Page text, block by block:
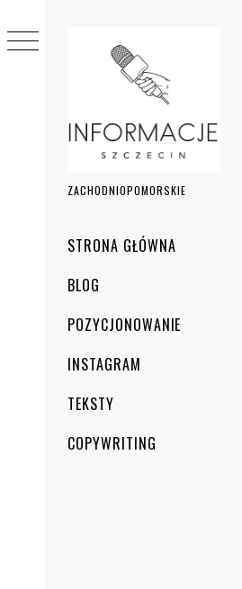
ZACHODNIOPOMORSKIE
główneSTRONA GŁÓWNA
BLOG
POZYCJONOWANIE
INSTAGRAM
TEKSTY
COPYWRITING
do
treści